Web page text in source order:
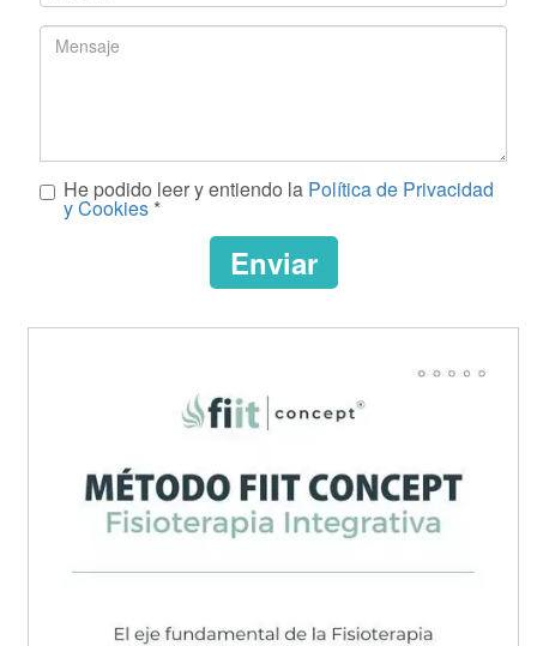
Teléfono
*
Mensaje
* He podido leer y entiendo la Política de Privacidad
y Cookies *
human
visitor
prevent
Enviar